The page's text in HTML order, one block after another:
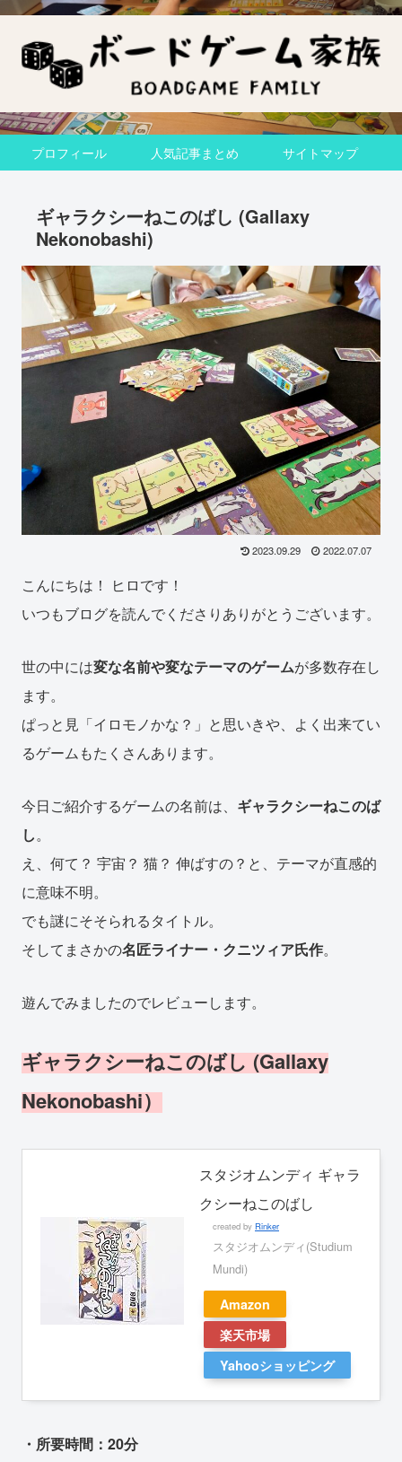
プロフィール 人気記事まとめ サイトマップ
ギャラクシーねこのばし (Gallaxy
Nekonobashi)
2023.09.29 2022.07.07
こんにちは！ ヒロです！
いつもブログを読んでくださりありがとうございます。
世の中には変な名前や変なテーマのゲームが多数存在し
ます。
ぱっと見「イロモノかな？」と思いきや、よく出来てい
るゲームもたくさんあります。
今日ご紹介するゲームの名前は、 ギャラクシーねこのば
し。
え、何て？ 宇宙？ 猫？ 伸ばすの？と、テーマが直感的
に意味不明。
でも謎にそそられるタイトル。
そしてまさかの名匠ライナー・クニツィア氏作。
遊んでみましたのでレビューします。
ギャラクシーねこのばし (Gallaxy
Nekonobashi）
スタジオムンディ ギャラ
クシーねこのばし
created by Rinker
スタジオムンディ(Studium
Mundi)
Amazon
楽天市場
Yahooショッピング
・所要時間：20分